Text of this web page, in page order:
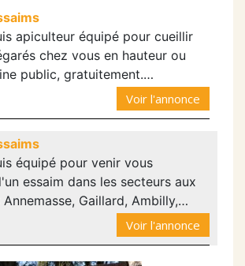
apiculteur équipé pour cueillir
chez vous en hauteur ou
public, gratuitement.…
Voir l'annonce
équipé pour venir vous
essaim dans les secteurs aux
Gaillard, Ambilly,…
Voir l'annonce